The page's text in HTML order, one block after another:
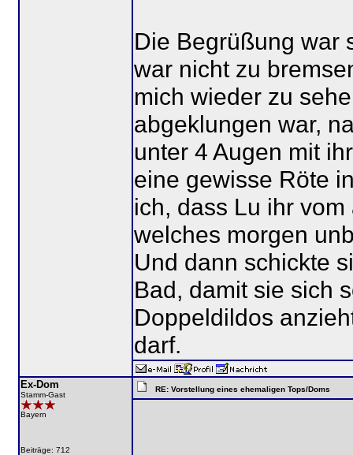
Die Begrüßung war
war nicht zu
mich wieder zu
abgeklungen war,
unter 4 Augen mit
eine gewisse Röte
ich, dass Lu ihr
welches morgen
Und dann schickte
Bad, damit sie sich
Doppeldildos
darf.
Ex-Dom
Stamm-Gast
Bayern
Beiträge: 712
RE: Vorstellung eines ehemaligen Tops/Doms